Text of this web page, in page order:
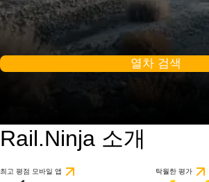
열차 검색
Rail.Ninja 소개
최고 평점 모바일 앱 탁월한 평가